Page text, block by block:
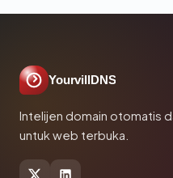
YourvillDNS
Intelijen domain otomatis
untuk web terbuka.